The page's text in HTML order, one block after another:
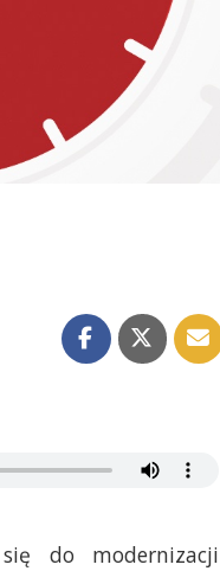
do modernizacji